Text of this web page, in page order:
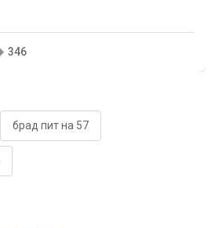
346
брад пит на 57